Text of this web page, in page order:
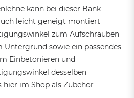
kann bei dieser Bank
leicht geneigt montiert
zum Aufschrauben
Untergrund sowie ein passendes
Einbetonieren und
desselben
hier im Shop als Zubehör